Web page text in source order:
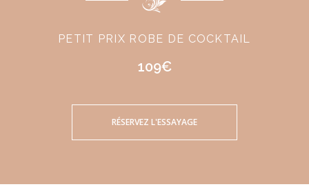
PETIT PRIX ROBE DE COCKTAIL
109€
RÉSERVEZ L'ESSAYAGE